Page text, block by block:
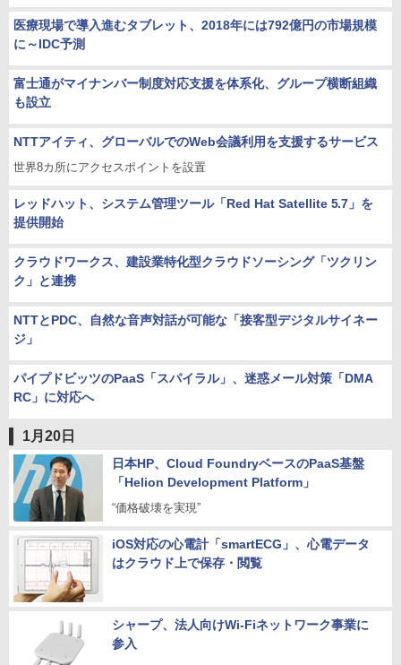
医療現場で導入進むタブレット、2018年には792億円の市場規模
に～IDC予測
富士通がマイナンバー制度対応支援を体系化、グループ横断組織
も設立
NTTアイティ、グローバルでのWeb会議利用を支援するサービス
世界8カ所にアクセスポイントを設置
レッドハット、システム管理ツール「Red Hat Satellite 5.7」を
提供開始
クラウドワークス、建設業特化型クラウドソーシング「ツクリン
ク」と連携
NTTとPDC、自然な音声対話が可能な「接客型デジタルサイネー
ジ」
パイプドビッツのPaaS「スパイラル」、迷惑メール対策「DMA
RC」に対応へ
1月20日
日本HP、Cloud FoundryベースのPaaS基盤
「Helion Development Platform」
“価格破壊を実現”
iOS対応の心電計「smartECG」、心電データ
はクラウド上で保存・閲覧
シャープ、法人向けWi-Fiネットワーク事業に
参入